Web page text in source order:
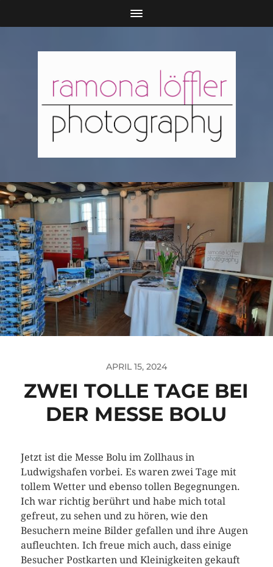
APRIL 15, 2024
ZWEI TOLLE TAGE BEI
DER MESSE BOLU
Jetzt ist die Messe Bolu im Zollhaus in
Ludwigshafen vorbei. Es waren zwei Tage mit
tollem Wetter und ebenso tollen Begegnungen.
Ich war richtig berührt und habe mich total
gefreut, zu sehen und zu hören, wie den
Besuchern meine Bilder gefallen und ihre Augen
aufleuchten. Ich freue mich auch, dass einige
Besucher Postkarten und Kleinigkeiten gekauft